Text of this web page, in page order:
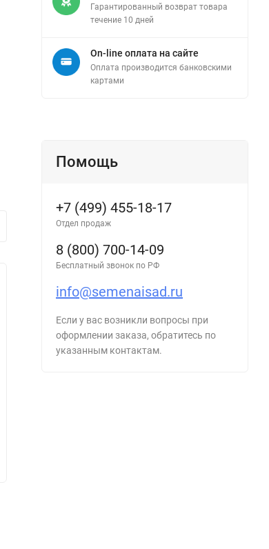
Гарантированный возврат товара
течение 10 дней
On-line оплата на сайте
Оплата производится банковскими
картами
Помощь
+7 (499) 455-18-17
Отдел продаж
8 (800) 700-14-09
Бесплатный звонок по РФ
info@semenaisad.ru
Если у вас возникли вопросы при
оформлении заказа, обратитесь по
указанным контактам.